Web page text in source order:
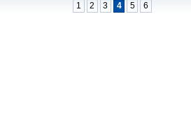
1 2 3 4 5 6